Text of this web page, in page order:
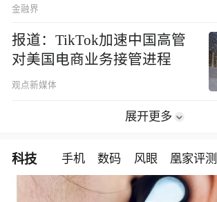
金融界
报道：TikTok加速中国高管
对美国电商业务接管进程
观点新媒体
展开更多
科技 手机 数码 风眼 凰家评测